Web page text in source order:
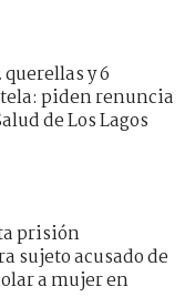
y 6
piden renuncia
de Los Lagos
prisión
sujeto acusado de
a mujer en